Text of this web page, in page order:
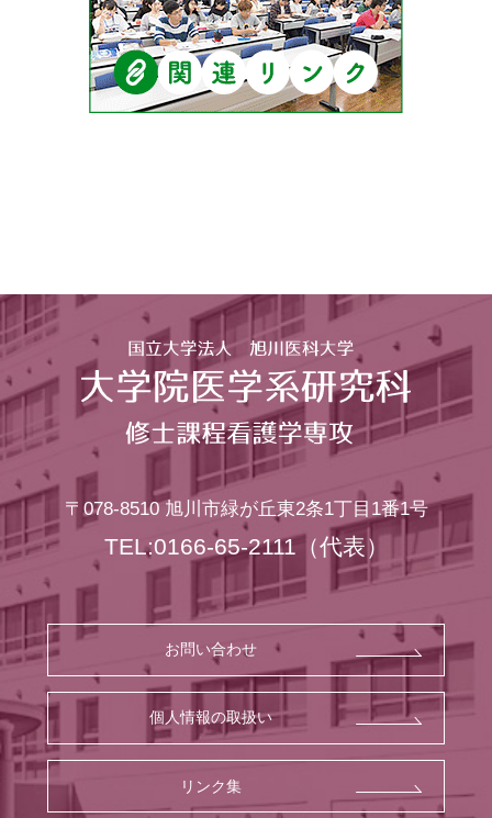
〒078-8510旭川市緑が丘東2条1丁目1番1号
TEL:0166-65-2111 （代表）
お問い合わせ
個人情報の取扱い
リンク集